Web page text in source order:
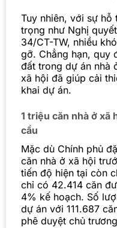
Tuy nhiên, với sự hỗ
trọng như Nghị
34/CT-TW, nhiều
gỡ. Chẳng hạn, quy
đất trong dự án nhà
xã hội đã giúp cải
khai dự án.
1 triệu căn nhà ở xã
cầu
Mặc dù Chính phủ
căn nhà ở xã hội
tiến độ hiện tại còn
chỉ có 42.414 căn
4% kế hoạch. Số
dự án với 111.687
phê duyệt chủ